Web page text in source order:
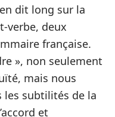
dit long sur la
verbe, deux
française.
», non seulement
mais nous
les subtilités de la
et